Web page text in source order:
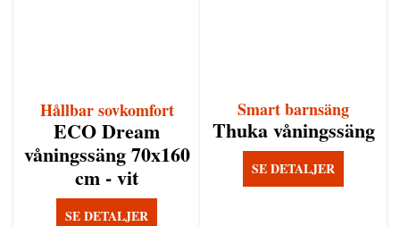
Hållbar sovkomfort
ECO Dream
våningssäng 70x160
cm - vit
SE DETALJER
Smart barnsäng
Thuka våningssäng
SE DETALJER